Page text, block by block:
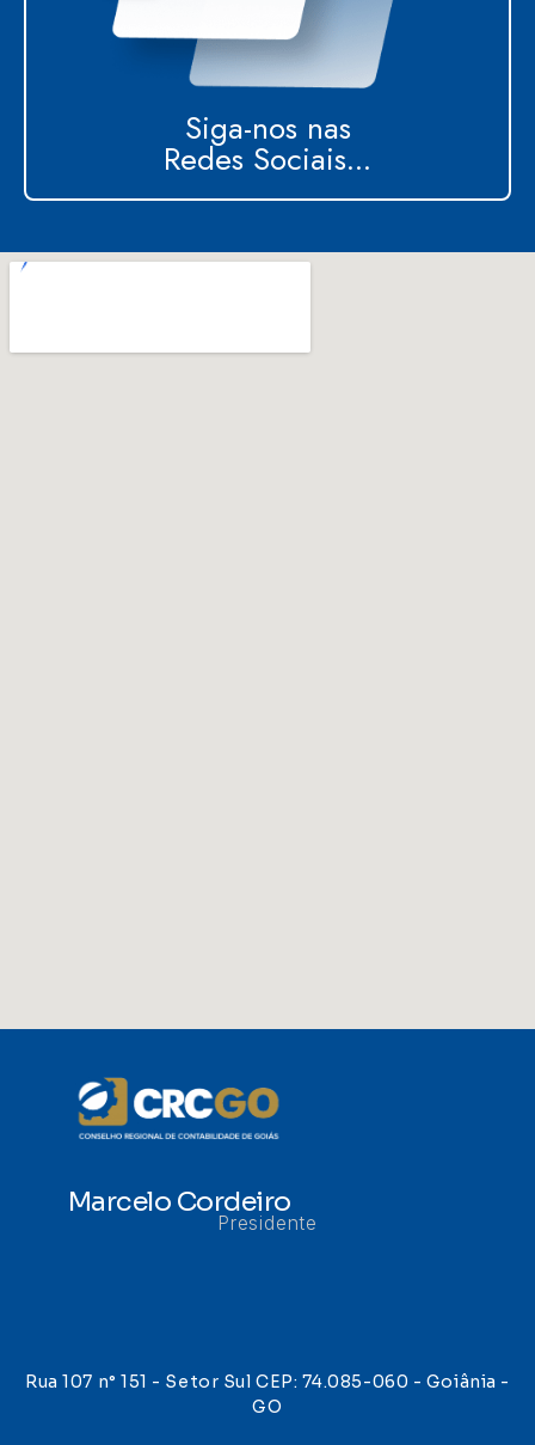
Siga-nos nas
Redes Sociais...
Marcelo Cordeiro
Presidente
Rua 107 n° 151 - Setor Sul CEP: 74.085-060 - Goiânia -
GO